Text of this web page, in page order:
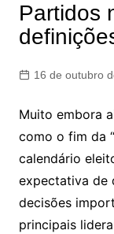
Partidos
16 de outubro
Muito embora
como o fim da
calendário
expectativa de
decisões
principais